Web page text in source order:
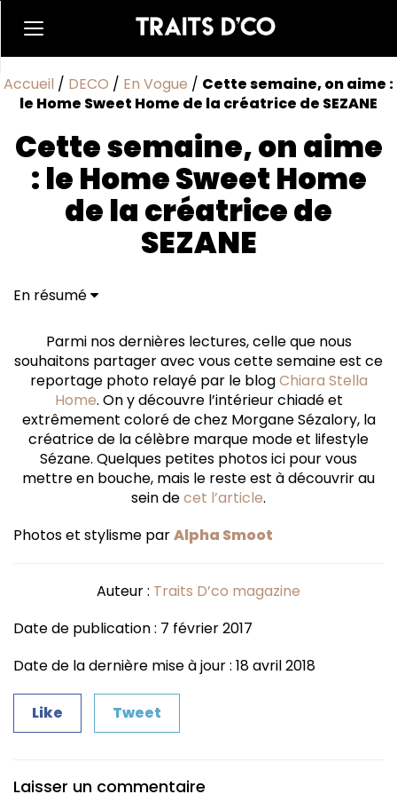
Accueil / DECO / En Vogue / Cette semaine, on aime :
le Home Sweet Home de la créatrice de SEZANE
Cette semaine, on aime
: le Home Sweet Home
de la créatrice de
SEZANE
En résumé
Parmi nos dernières lectures, celle que nous
souhaitons partager avec vous cette semaine est ce
reportage photo relayé par le blogChiara Stella
Home. On y découvre l’intérieur chiadé et
extrêmement coloré de chez Morgane Sézalory, la
créatrice de la célèbre marque mode et lifestyle
Sézane. Quelques petites photos ici pour vous
mettre en bouche, mais le reste est à découvrir au
sein decet l’article.
Photos et stylisme parAlpha Smoot
Auteur : Traits D’co magazine
Date de publication : 7 février 2017
Date de la dernière mise à jour : 18 avril 2018
Like Tweet
Laisser un commentaire